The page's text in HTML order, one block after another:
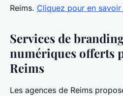
Reims. Cliquez pour en savoir
Services de
numériques offerts
Reims
Les agences de Reims